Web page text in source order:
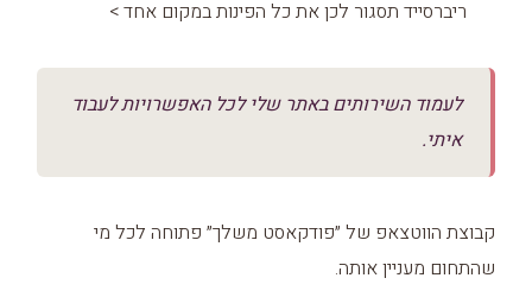
ריברסייד תסגור לכן את כל הפינות במקום אחד >
לעמוד השירותים באתר שלי לכל האפשרויות לעבוד
איתי.
קבוצת הווטצאפ של ״פודקאסט משלך״ פתוחה לכל מי
שהתחום מעניין אותה.